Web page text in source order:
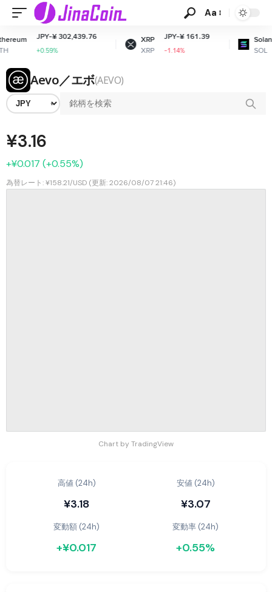
Aa
JPY-¥ 302,439.76
+0.59%
JPY-¥ 161.39
-1.14%
Solana
JPY-
+1.13%
Aevo／エボ(AEVO)
¥3.16
+¥0.017 (+0.55%)
為替レート: ¥158.21/USD (更新: 2026/08/07 21:46)
Chart by TradingView
高値 (24h)
¥3.18
安値 (24h)
¥3.07
変動額 (24h)
+¥0.017
変動率 (24h)
+0.55%